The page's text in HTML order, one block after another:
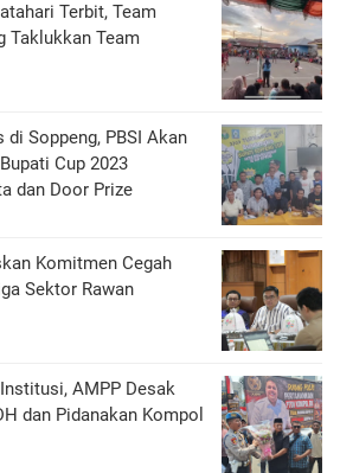
Terbit, Team
Taklukkan Team
Soppeng, PBSI Akan
Cup 2023
dan Door Prize
Komitmen Cegah
Sektor Rawan
AMPP Desak
dan Pidanakan Kompol